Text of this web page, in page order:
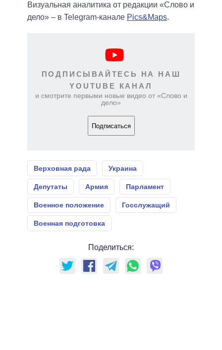
Визуальная аналитика от редакции «Слово и
дело» – в Telegram-канале Pics&Maps.
ПОДПИСЫВАЙТЕСЬ НА НАШ
YOUTUBE КАНАЛ
и смотрите первыми новые видео от «Слово и
дело»
Подписаться
Верховная рада Украина
Депутаты Армия Парламент
Военное положение Госслужащий
Военная подготовка
Поделиться: